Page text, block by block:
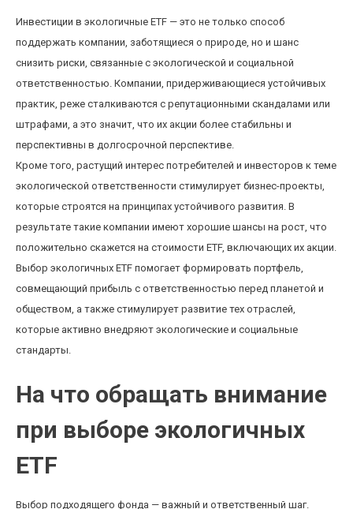
Инвестиции в экологичные ETF — это не только способ
поддержать компании, заботящиеся о природе, но и шанс
снизить риски, связанные с экологической и социальной
ответственностью. Компании, придерживающиеся устойчивых
практик, реже сталкиваются с репутационными скандалами или
штрафами, а это значит, что их акции более стабильны и
перспективны в долгосрочной перспективе.
Кроме того, растущий интерес потребителей и инвесторов к теме
экологической ответственности стимулирует бизнес-проекты,
которые строятся на принципах устойчивого развития. В
результате такие компании имеют хорошие шансы на рост, что
положительно скажется на стоимости ETF, включающих их акции.
Выбор экологичных ETF помогает формировать портфель,
совмещающий прибыль с ответственностью перед планетой и
обществом, а также стимулирует развитие тех отраслей,
которые активно внедряют экологические и социальные
стандарты.
На что обращать внимание
при выборе экологичных
ETF
Выбор подходящего фонда — важный и ответственный шаг.